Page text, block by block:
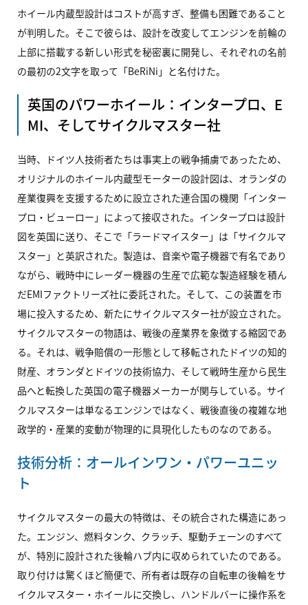
ホイール内蔵型設計はコストが高すぎ、整備も困難であること
が判明した。そこで彼らは、設計を改変してエンジンを前輪の
上部に搭載する新しい形式を秘密裏に開発し、それぞれの名前
の最初の2文字を取って「BeRiNi」と名付けた。
英国のパワーホイール：インタープロ、E
MI、そしてサイクルマスター社
当時、ドイツ人技術者たちは事実上の戦争捕虜であったため、
オリジナルのホイール内蔵型モーターの設計図は、オランダの
産業復興を支援するために設立された連合国の機関「インター
プロ・ビューロー」によって接収された。インタープロは設計
図を英国に送り、そこで「ラードマイスター」は「サイクルマ
スター」と英訳された。製造は、音楽や電子機器で有名であり
ながら、戦時中にレーダー機器の生産で広範な製造経験を積ん
だEMIファクトリーズ社に委託された。そして、この装置を市
場に投入するため、新たにサイクルマスター社が設立された。
サイクルマスターの物語は、戦後の産業界を象徴する縮図であ
る。それは、戦争賠償の一形態として移転されたドイツの知的
財産、オランダとドイツの技術協力、そして戦時生産から民生
品へと転換した英国の電子機器メーカーが関与している。サイ
クルマスターは単なるエンジンではなく、戦後直後の複雑な地
政学的・産業的変動が物理的に具現化したものなのである。
技術分析：オールインワン・パワーユニッ
ト
サイクルマスターの最大の特徴は、その統合された構造にあっ
た。エンジン、燃料タンク、クラッチ、駆動チェーンのすべて
が、特別に設計された後輪ハブ内に収められていたのである。
取り付けは驚くほど簡便で、所有者は既存の自転車の後輪をサ
イクルマスター・ホイールに交換し、ハンドルバーに操作系を